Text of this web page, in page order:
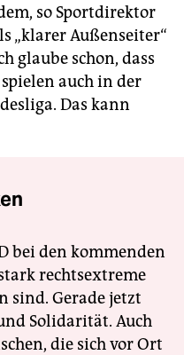
so Sportdirektor
„klarer Außenseiter“
glaube schon, dass
auch in der
Das kann
bei den kommenden
rechtsextreme
sind. Gerade jetzt
Solidarität. Auch
die sich vor Ort